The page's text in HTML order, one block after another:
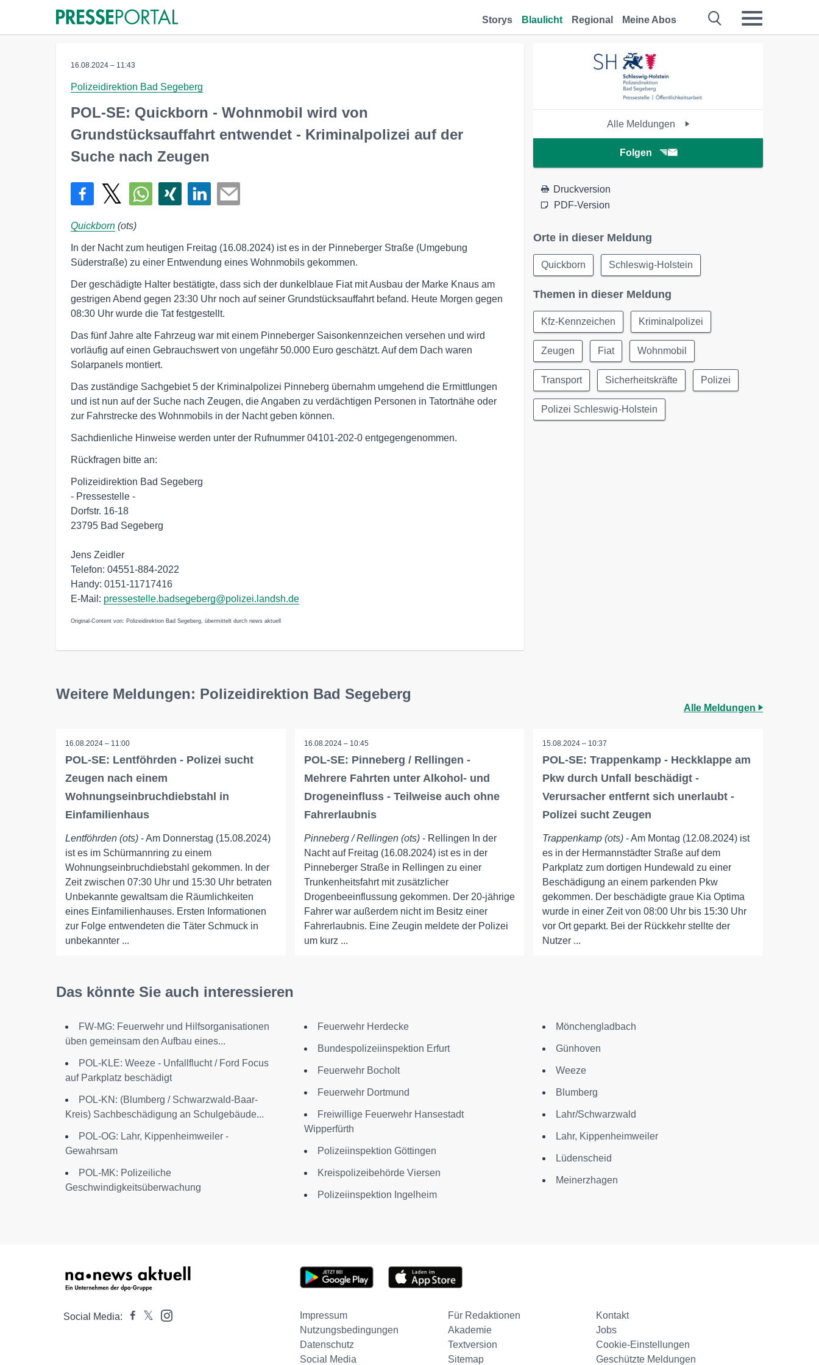
Storys Blaulicht Regional Meine Abos
16.08.2024 – 11:43
Polizeidirektion Bad Segeberg
POL-SE: Quickborn - Wohnmobil wird von
Grundstücksauffahrt entwendet - Kriminalpolizei auf der
Suche nach Zeugen
Quickborn (ots)
In der Nacht zum heutigen Freitag (16.08.2024) ist es in der Pinneberger Straße (Umgebung
Süderstraße) zu einer Entwendung eines Wohnmobils gekommen.
Der geschädigte Halter bestätigte, dass sich der dunkelblaue Fiat mit Ausbau der Marke Knaus am
gestrigen Abend gegen 23:30 Uhr noch auf seiner Grundstücksauffahrt befand. Heute Morgen gegen
08:30 Uhr wurde die Tat festgestellt.
Das fünf Jahre alte Fahrzeug war mit einem Pinneberger Saisonkennzeichen versehen und wird
vorläufig auf einen Gebrauchswert von ungefähr 50.000 Euro geschätzt. Auf dem Dach waren
Solarpanels montiert.
Das zuständige Sachgebiet 5 der Kriminalpolizei Pinneberg übernahm umgehend die Ermittlungen
und ist nun auf der Suche nach Zeugen, die Angaben zu verdächtigen Personen in Tatortnähe oder
zur Fahrstrecke des Wohnmobils in der Nacht geben können.
Sachdienliche Hinweise werden unter der Rufnummer 04101-202-0 entgegengenommen.
Rückfragen bitte an:
Polizeidirektion Bad Segeberg
- Pressestelle -
Dorfstr. 16-18
23795 Bad Segeberg
Jens Zeidler
Telefon: 04551-884-2022
Handy: 0151-11717416
E-Mail: pressestelle.badsegeberg@polizei.landsh.de
Original-Content von: Polizeidirektion Bad Segeberg, übermittelt durch news aktuell
Alle Meldungen
Folgen
Druckversion
PDF-Version
Orte in dieser Meldung
Quickborn Schleswig-Holstein
Themen in dieser Meldung
Kfz-Kennzeichen Kriminalpolizei
Zeugen Fiat Wohnmobil
Transport Sicherheitskräfte Polizei
Polizei Schleswig-Holstein
Weitere Meldungen: Polizeidirektion Bad Segeberg
Alle Meldungen
16.08.2024 – 11:00
POL-SE: Lentföhrden - Polizei sucht
Zeugen nach einem
Wohnungseinbruchdiebstahl in
Einfamilienhaus
Lentföhrden (ots) - Am Donnerstag (15.08.2024)
ist es im Schürmannring zu einem
Wohnungseinbruchdiebstahl gekommen. In der
Zeit zwischen 07:30 Uhr und 15:30 Uhr betraten
Unbekannte gewaltsam die Räumlichkeiten
eines Einfamilienhauses. Ersten Informationen
zur Folge entwendeten die Täter Schmuck in
unbekannter ...
16.08.2024 – 10:45
POL-SE: Pinneberg / Rellingen -
Mehrere Fahrten unter Alkohol- und
Drogeneinfluss - Teilweise auch ohne
Fahrerlaubnis
Pinneberg / Rellingen (ots)- Rellingen In der
Nacht auf Freitag (16.08.2024) ist es in der
Pinneberger Straße in Rellingen zu einer
Trunkenheitsfahrt mit zusätzlicher
Drogenbeeinflussung gekommen. Der 20-jährige
Fahrer war außerdem nicht im Besitz einer
Fahrerlaubnis. Eine Zeugin meldete der Polizei
um kurz ...
15.08.2024 – 10:37
POL-SE: Trappenkamp - Heckklappe am
Pkw durch Unfall beschädigt -
Verursacher entfernt sich unerlaubt -
Polizei sucht Zeugen
Trappenkamp (ots) - Am Montag (12.08.2024) ist
es in der Hermannstädter Straße auf dem
Parkplatz zum dortigen Hundewald zu einer
Beschädigung an einem parkenden Pkw
gekommen. Der beschädigte graue Kia Optima
wurde in einer Zeit von 08:00 Uhr bis 15:30 Uhr
vor Ort geparkt. Bei der Rückkehr stellte der
Nutzer ...
Das könnte Sie auch interessieren
FW-MG: Feuerwehr und Hilfsorganisationen
üben gemeinsam den Aufbau eines...
POL-KLE: Weeze - Unfallflucht / Ford Focus
auf Parkplatz beschädigt
POL-KN: (Blumberg / Schwarzwald-Baar-
Kreis) Sachbeschädigung an Schulgebäude...
POL-OG: Lahr, Kippenheimweiler -
Gewahrsam
POL-MK: Polizeiliche
Geschwindigkeitsüberwachung
Feuerwehr Herdecke
Bundespolizeiinspektion Erfurt
Feuerwehr Bocholt
Feuerwehr Dortmund
Freiwillige Feuerwehr Hansestadt
Wipperfürth
Polizeiinspektion Göttingen
Kreispolizeibehörde Viersen
Polizeiinspektion Ingelheim
Mönchengladbach
Günhoven
Weeze
Blumberg
Lahr/Schwarzwald
Lahr, Kippenheimweiler
Lüdenscheid
Meinerzhagen
Social Media: Impressum Für Redaktionen
Kontakt
Nutzungsbedingungen
Akademie
Jobs
Datenschutz
Textversion
Cookie-Einstellungen
Social Media
Sitemap Geschützte Meldungen